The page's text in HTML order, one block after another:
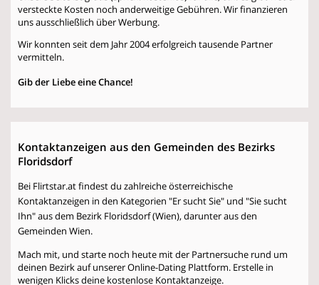
versteckte Kosten noch anderweitige Gebühren. Wir finanzieren
uns ausschließlich über Werbung.
Wir konnten seit dem Jahr 2004 erfolgreich tausende Partner
vermitteln.
Gib der Liebe eine Chance!
Kontaktanzeigen aus den Gemeinden des Bezirks
Floridsdorf
Bei Flirtstar.at findest du zahlreiche österreichische
Kontaktanzeigen in den Kategorien "Er sucht Sie" und "Sie sucht
Ihn" aus dem Bezirk Floridsdorf (Wien), darunter aus den
Gemeinden Wien.
Mach mit, und starte noch heute mit der Partnersuche rund um
deinen Bezirk auf unserer Online-Dating Plattform. Erstelle in
wenigen Klicks deine kostenlose Kontaktanzeige.